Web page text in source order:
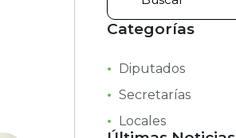
Categorías
Diputados
Secretarías
Locales